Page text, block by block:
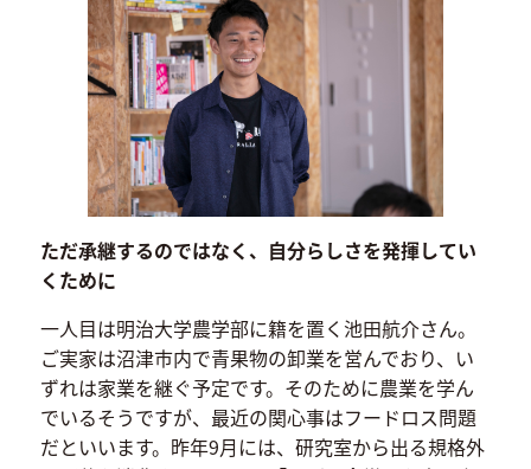
ただ承継するのではなく、自分らしさを発揮してい
くために
一人目は明治大学農学部に籍を置く池田航介さん。
ご実家は沼津市内で青果物の卸業を営んでおり、い
ずれは家業を継ぐ予定です。そのために農業を学ん
でいるそうですが、最近の関心事はフードロス問題
だといいます。昨年9月には、研究室から出る規格外